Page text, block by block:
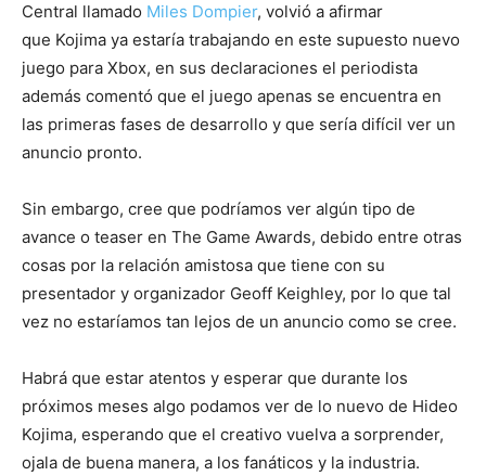
Central llamado Miles Dompier, volvió a afirmar
que Kojima ya estaría trabajando en este supuesto nuevo
juego para Xbox, en sus declaraciones el periodista
además comentó que el juego apenas se encuentra en
las primeras fases de desarrollo y que sería difícil ver un
anuncio pronto.
Sin embargo, cree que podríamos ver algún tipo de
avance o teaser en The Game Awards, debido entre otras
cosas por la relación amistosa que tiene con su
presentador y organizador Geoff Keighley, por lo que tal
vez no estaríamos tan lejos de un anuncio como se cree.
Habrá que estar atentos y esperar que durante los
próximos meses algo podamos ver de lo nuevo de Hideo
Kojima, esperando que el creativo vuelva a sorprender,
ojala de buena manera, a los fanáticos y la industria.